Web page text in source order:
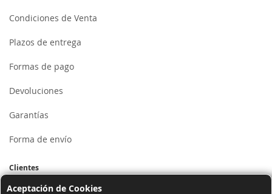
Aceptación de Cookies
Condiciones de Venta
Plazos de entrega
Formas de pago
Devoluciones
Garantías
Forma de envío
Clientes